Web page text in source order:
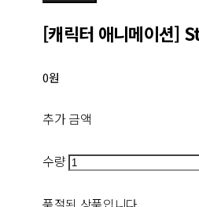
[캐릭터 애니메이션]
0원
추가 금액
수량